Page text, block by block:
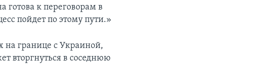
к переговорам в
пойдет по этому пути.»
на границе с Украиной,
вторгнуться в соседнюю